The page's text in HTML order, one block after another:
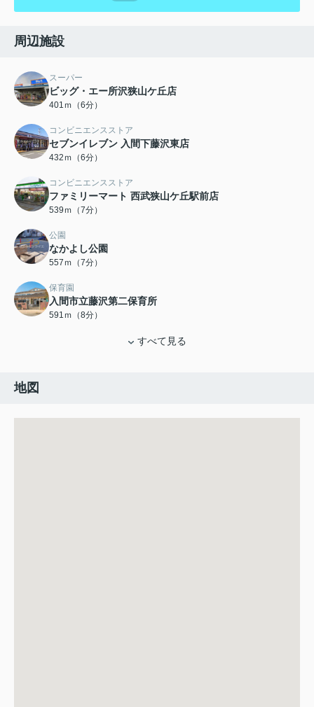
周辺施設
スーパー
ビッグ・エー所沢狭山ケ丘店
401ｍ（6分）
コンビニエンスストア
セブンイレブン 入間下藤沢東店
432ｍ（6分）
コンビニエンスストア
ファミリーマート 西武狭山ケ丘駅前店
539ｍ（7分）
公園
なかよし公園
557ｍ（7分）
保育園
入間市立藤沢第二保育所
591ｍ（8分）
すべて見る
地図